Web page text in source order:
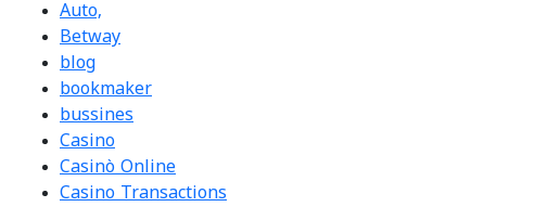
Auto,
Betway
blog
bookmaker
bussines
Casino
Casinò Online
Casino Transactions